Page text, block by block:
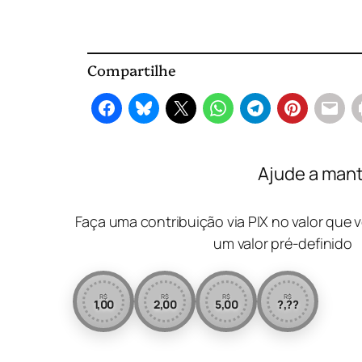
Compartilhe
Ajude a
Faça uma contribuição via PIX no valor que
um valor pré-definido
R$
1,00
R$
2,00
R$
5,00
R$
?,??